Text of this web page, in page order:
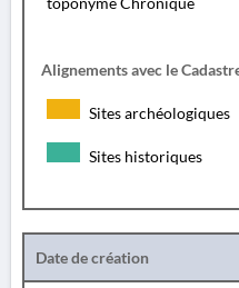
Alignements avec le
Sites archéologiques
Sites historiques
Date de création